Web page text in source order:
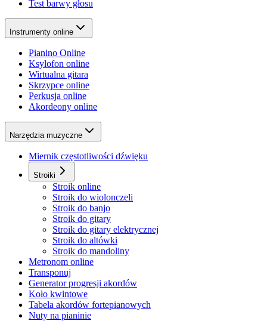
Test barwy głosu
Instrumenty online
Pianino Online
Ksylofon online
Wirtualna gitara
Skrzypce online
Perkusja online
Akordeony online
Narzędzia muzyczne
Miernik częstotliwości dźwięku
Stroiki
Stroik online
Stroik do wiolonczeli
Stroik do banjo
Stroik do gitary
Stroik do gitary elektrycznej
Stroik do altówki
Stroik do mandoliny
Metronom online
Transponuj
Generator progresji akordów
Koło kwintowe
Tabela akordów fortepianowych
Nuty na pianinie